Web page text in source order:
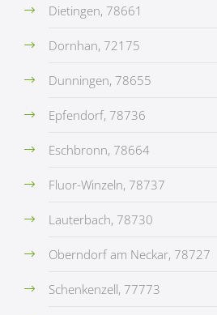
Dietingen, 78661
Dornhan, 72175
Dunningen, 78655
Epfendorf, 78736
Eschbronn, 78664
Fluor-Winzeln, 78737
Lauterbach, 78730
Oberndorf am Neckar, 78727
Schenkenzell, 77773